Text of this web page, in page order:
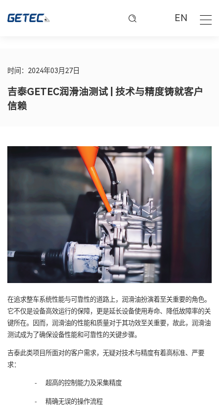
EN
时间：2024年03月27日
吉泰GETEC润滑油测试 | 技术与精度铸就客户
信赖
在追求整车系统性能与可靠性的道路上，润滑油扮演着至关重要的角色。
它不仅是设备高效运行的保障，更是延长设备使用寿命、降低故障率的关
键所在。因而，润滑油的性能和质量对于其功效至关重要，故此，润滑油
测试成为了确保设备性能和可靠性的关键步骤。
吉泰此类项目所面对的客户需求，无疑对技术与精度有着高标准、严要
求：
- 超高的控制能力及采集精度
- 精确无误的操作流程